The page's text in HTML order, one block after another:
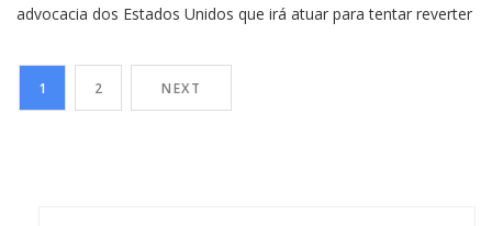
advocacia dos Estados Unidos que irá atuar para tentar reverter
Além do tarifaço de 50% aos produtos brasileiros, a empresa irá
fazer lobby contra as punições […]
1 2 NEXT